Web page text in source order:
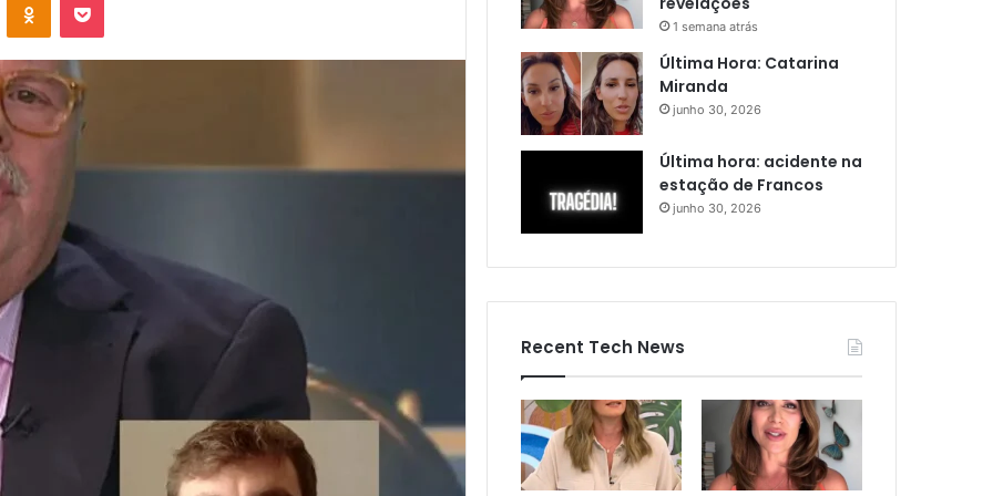
1 semana atrás
Última Hora: Catarina
Miranda
junho 30, 2026
Última hora: acidente na
estação de Francos
junho 30, 2026
Recent Tech News